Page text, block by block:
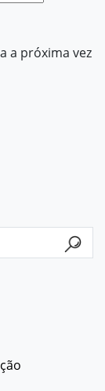
a próxima vez